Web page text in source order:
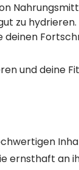
zu hydrieren.
deinen
und deine
ernsthaft an